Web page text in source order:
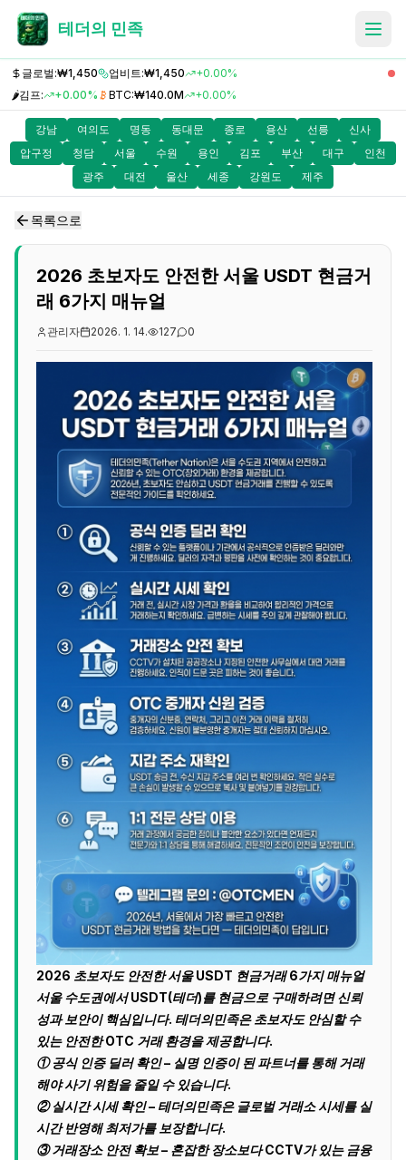
테더의 민족
글로벌:₩1,450 업비트:₩1,450
+0.00%
🌶️김프: +0.00% BTC:₩140.0M +0.00%
강남 여의도 명동 동대문 종로 용산 선릉
신사
압구정
청담 서울 수원 용인 김포 부산 대구
인천
광주
대전 울산 세종 강원도 제주
목록으로
2026 초보자도 안전한 서울 USDT 현금거
래 6가지 매뉴얼
관리자 2026. 1. 14. 127 0
2026 초보자도 안전한 서울 USDT 현금거래 6가지 매뉴얼
서울 수도권에서 USDT(테더)를 현금으로 구매하려면 신뢰
성과 보안이 핵심입니다. 테더의민족은 초보자도 안심할 수
있는 안전한 OTC 거래 환경을 제공합니다.
① 공식 인증 딜러 확인 – 실명 인증이 된 파트너를 통해 거래
해야 사기 위험을 줄일 수 있습니다.
② 실시간 시세 확인 – 테더의민족은 글로벌 거래소 시세를 실
시간 반영해 최저가를 보장합니다.
③ 거래장소 안전 확보 – 혼잡한 장소보다 CCTV가 있는 금융